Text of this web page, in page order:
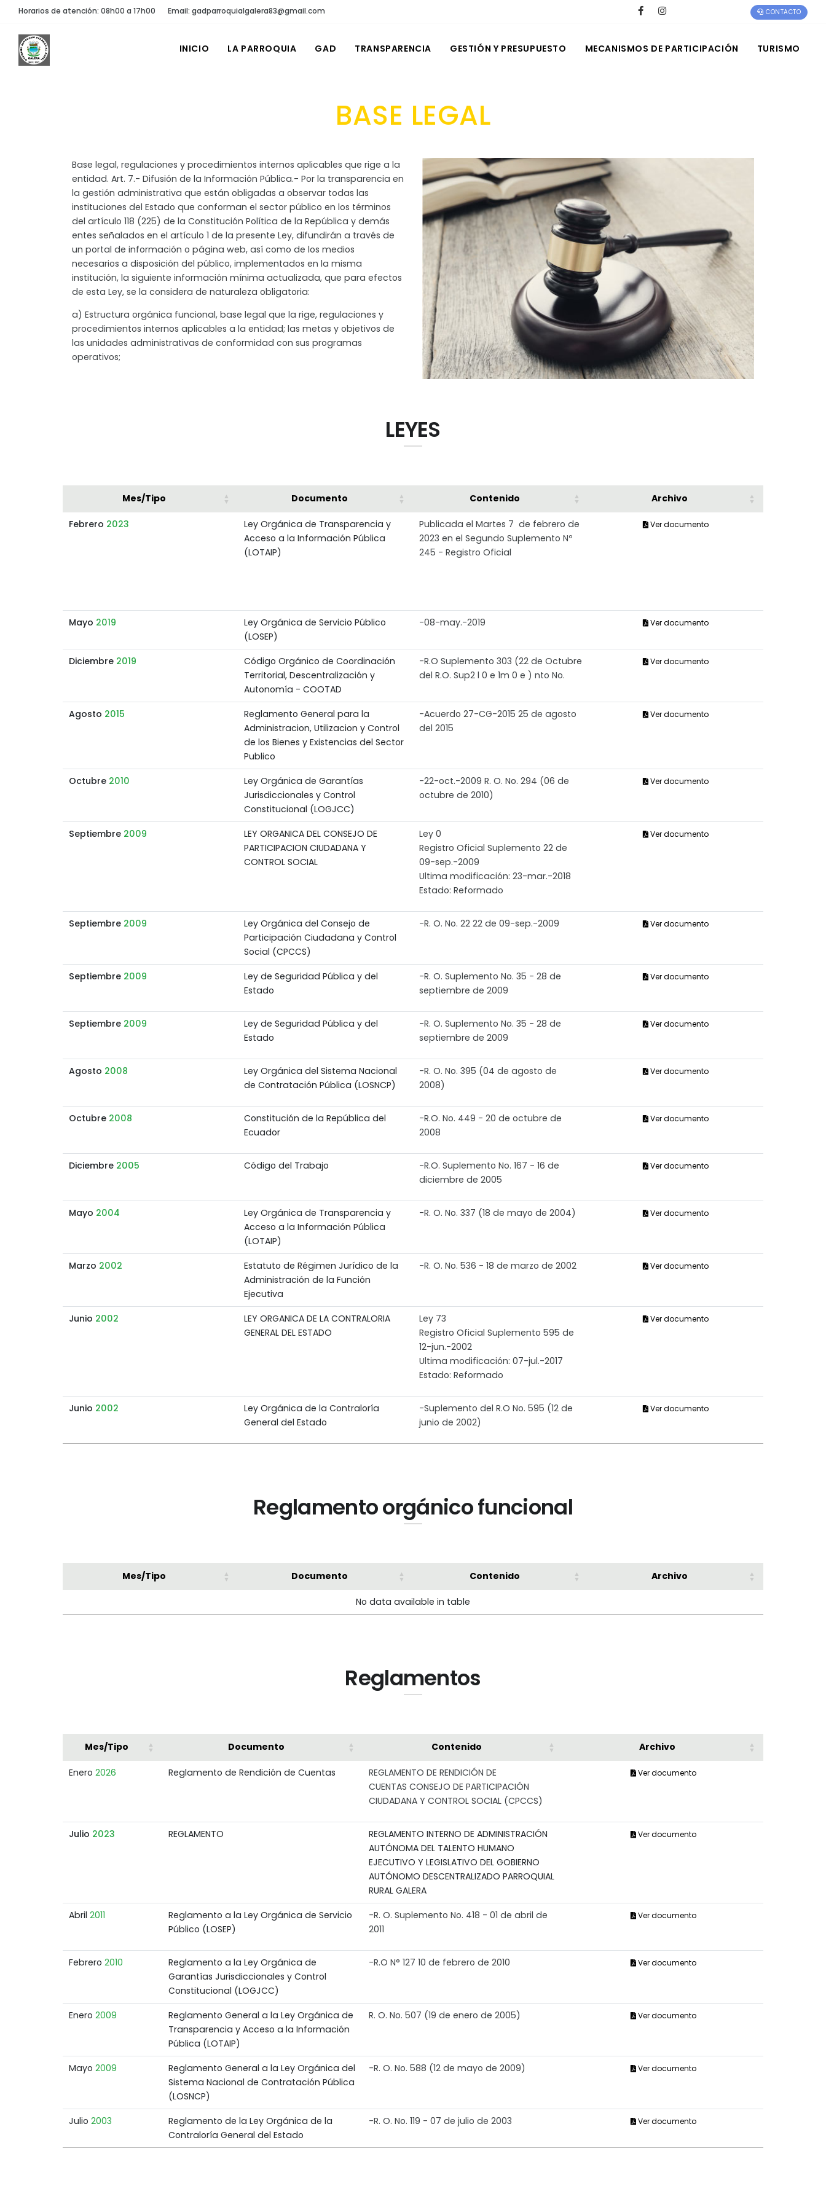
Horarios de atención: 08h00 a 17h00 Email: gadparroquialgalera83@gmail.com CONTACTO
INICIO LA PARROQUIA GAD TRANSPARENCIA GESTIÓN Y PRESUPUESTO MECANISMOS DE PARTICIPACIÓN TURISMO
BASE LEGAL
Base legal, regulaciones y procedimientos internos aplicables que rige a la
entidad. Art. 7.- Difusión de la Información Pública.- Por la transparencia en
la gestión administrativa que están obligadas a observar todas las
instituciones del Estado que conforman el sector público en los términos
del artículo 118 (225) de la Constitución Política de la República y demás
entes señalados en el artículo 1 de la presente Ley, difundirán a través de
un portal de información o página web, así como de los medios
necesarios a disposición del público, implementados en la misma
institución, la siguiente información mínima actualizada, que para efectos
de esta Ley, se la considera de naturaleza obligatoria:
a) Estructura orgánica funcional, base legal que la rige, regulaciones y
procedimientos internos aplicables a la entidad; las metas y objetivos de
las unidades administrativas de conformidad con sus programas
operativos;
LEYES
Mes/Tipo Documento Contenido Archivo
Febrero 2023
Ley Orgánica de Transparencia y
Acceso a la Información Pública
(LOTAIP)
Publicada el Martes 7 de febrero de
2023 en el Segundo Suplemento Nº
245 - Registro Oficial
Ver documento
Mayo 2019
Ley Orgánica de Servicio Público
(LOSEP)
-08-may.-2019 Ver documento
Diciembre 2019
Código Orgánico de Coordinación
Territorial, Descentralización y
Autonomía - COOTAD
-R.O Suplemento 303 (22 de Octubre
del R.O. Sup2 l 0 e 1m 0 e ) nto No.
Ver documento
Agosto 2015
Reglamento General para la
Administracion, Utilizacion y Control
de los Bienes y Existencias del Sector
Publico
-Acuerdo 27-CG-2015 25 de agosto
del 2015
Ver documento
Octubre 2010
Ley Orgánica de Garantías
Jurisdiccionales y Control
Constitucional (LOGJCC)
-22-oct.-2009 R. O. No. 294 (06 de
octubre de 2010)
Ver documento
Septiembre 2009
LEY ORGANICA DEL CONSEJO DE
PARTICIPACION CIUDADANA Y
CONTROL SOCIAL
Ley 0
Registro Oficial Suplemento 22 de
09-sep.-2009
Ultima modificación: 23-mar.-2018
Estado: Reformado
Ver documento
Septiembre 2009
Ley Orgánica del Consejo de
Participación Ciudadana y Control
Social (CPCCS)
-R. O. No. 22 22 de 09-sep.-2009 Ver documento
Septiembre 2009
Ley de Seguridad Pública y del
Estado
-R. O. Suplemento No. 35 - 28 de
septiembre de 2009
Ver documento
Septiembre 2009
Ley de Seguridad Pública y del
Estado
-R. O. Suplemento No. 35 - 28 de
septiembre de 2009
Ver documento
Agosto 2008
Ley Orgánica del Sistema Nacional
de Contratación Pública (LOSNCP)
-R. O. No. 395 (04 de agosto de
2008)
Ver documento
Octubre 2008
Constitución de la República del
Ecuador
-R.O. No. 449 - 20 de octubre de
2008
Ver documento
Diciembre 2005 Código del Trabajo
-R.O. Suplemento No. 167 - 16 de
diciembre de 2005
Ver documento
Mayo 2004
Ley Orgánica de Transparencia y
Acceso a la Información Pública
(LOTAIP)
-R. O. No. 337 (18 de mayo de 2004) Ver documento
Marzo 2002
Estatuto de Régimen Jurídico de la
Administración de la Función
Ejecutiva
-R. O. No. 536 - 18 de marzo de 2002 Ver documento
Junio 2002
LEY ORGANICA DE LA CONTRALORIA
GENERAL DEL ESTADO
Ley 73
Registro Oficial Suplemento 595 de
12-jun.-2002
Ultima modificación: 07-jul.-2017
Estado: Reformado
Ver documento
Junio 2002
Ley Orgánica de la Contraloría
General del Estado
-Suplemento del R.O No. 595 (12 de
junio de 2002)
Ver documento
Reglamento orgánico funcional
Mes/Tipo Documento Contenido Archivo
No data available in table
Reglamentos
Mes/Tipo Documento Contenido Archivo
Enero 2026 Reglamento de Rendición de Cuentas
REGLAMENTO DE RENDICIÓN DE
CUENTAS CONSEJO DE PARTICIPACIÓN
CIUDADANA Y CONTROL SOCIAL (CPCCS)
Ver documento
Julio 2023 REGLAMENTO
REGLAMENTO INTERNO DE ADMINISTRACIÓN
AUTÓNOMA DEL TALENTO HUMANO
EJECUTIVO Y LEGISLATIVO DEL GOBIERNO
AUTÓNOMO DESCENTRALIZADO PARROQUIAL
RURAL GALERA
Ver documento
Abril 2011
Reglamento a la Ley Orgánica de Servicio
Público (LOSEP)
-R. O. Suplemento No. 418 - 01 de abril de
2011
Ver documento
Febrero 2010
Reglamento a la Ley Orgánica de
Garantías Jurisdiccionales y Control
Constitucional (LOGJCC)
-R.O N° 127 10 de febrero de 2010 Ver documento
Enero 2009
Reglamento General a la Ley Orgánica de
Transparencia y Acceso a la Información
Pública (LOTAIP)
R. O. No. 507 (19 de enero de 2005) Ver documento
Mayo 2009
Reglamento General a la Ley Orgánica del
Sistema Nacional de Contratación Pública
(LOSNCP)
-R. O. No. 588 (12 de mayo de 2009) Ver documento
Julio 2003
Reglamento de la Ley Orgánica de la
Contraloría General del Estado
-R. O. No. 119 - 07 de julio de 2003 Ver documento